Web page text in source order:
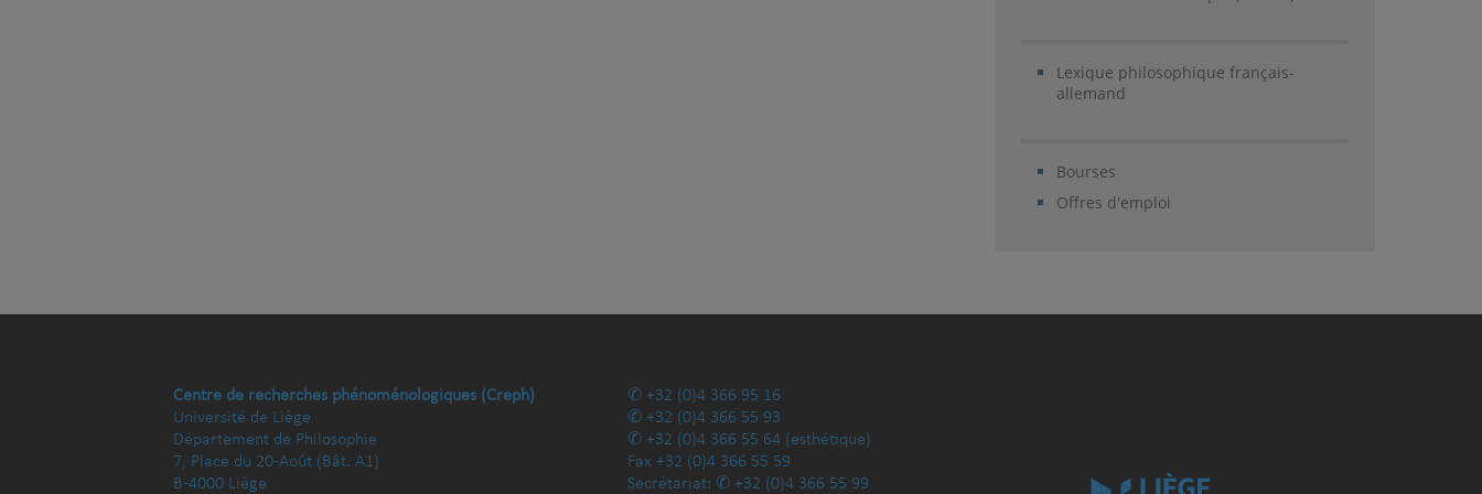
Lexique philosophique français-
allemand
Bourses
Offres d'emploi
Centre de recherches phénoménologiques (Creph)
Université de Liège
Département de Philosophie
7, Place du 20-Août (Bât. A1)
B-4000 Liège
+32 (0)4 366 95 16
+32 (0)4 366 55 93
+32 (0)4 366 55 64 (esthétique)
Fax +32 (0)4 366 55 59
Secrétariat:
+32 (0)4 366 55 99